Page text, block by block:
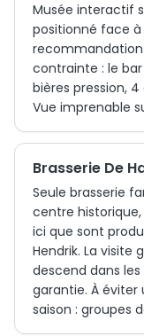
Musée interactif
positionné face à
contrainte : le
bières pression,
Vue imprenable
Brasserie De
Seule brasserie
centre
ici que sont
Hendrik. La
descend dans
garantie. À
saison : groupes